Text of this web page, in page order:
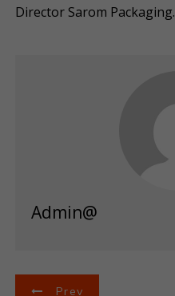
Director Sarom Packaging.
Admin@
Prev